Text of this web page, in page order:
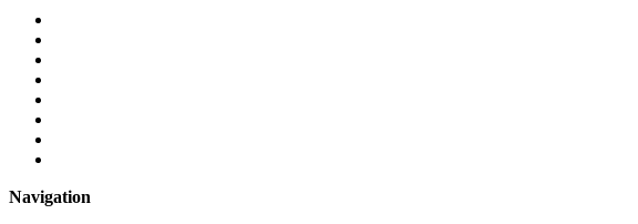
Navigation